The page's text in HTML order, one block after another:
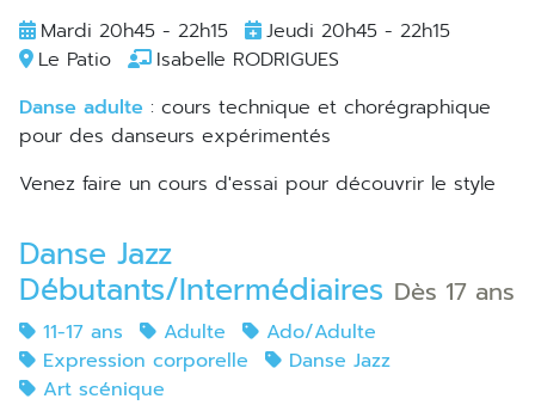
Mardi 20h45 - 22h15
Jeudi 20h45 - 22h15
Le Patio
Isabelle RODRIGUES
Danse adulte : cours technique et chorégraphique
pour des danseurs expérimentés
Venez faire un cours d'essai pour découvrir le style
Danse Jazz
Débutants/Intermédiaires Dès 17 ans
11-17 ans Adulte
Ado/Adulte
Expression corporelle
Danse Jazz
Art scénique